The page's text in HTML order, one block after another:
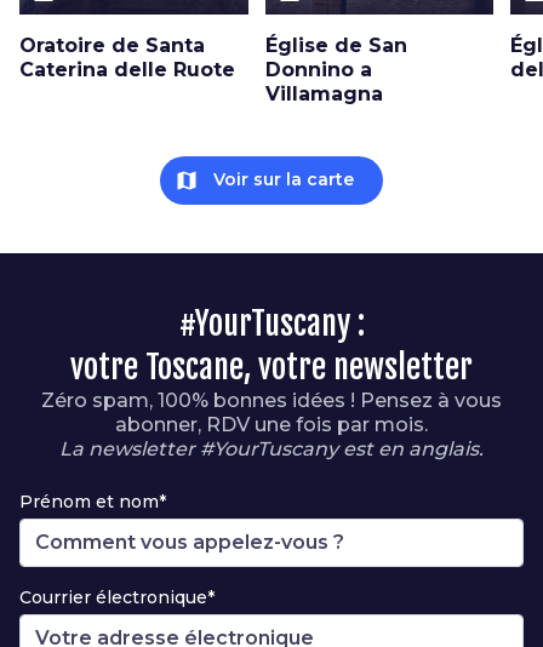
Oratoire de Santa
Caterina delle Ruote
Église de San
Donnino a
Villamagna
map Voir sur la carte
#YourTuscany :
votre Toscane, votre newsletter
Zéro spam, 100% bonnes idées ! Pensez à vous
abonner, RDV une fois par mois.
La newsletter #YourTuscany est en anglais.
Prénom et nom*
Courrier électronique*